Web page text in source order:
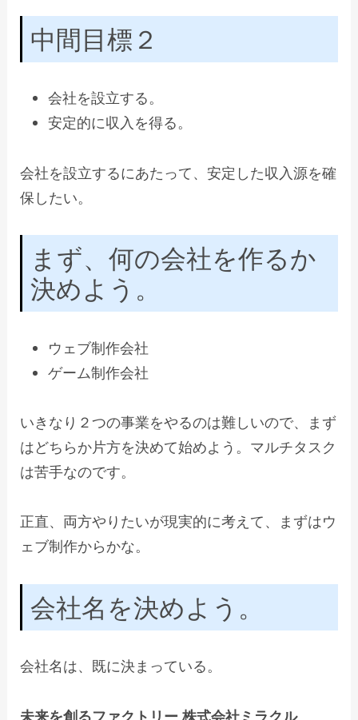
中間目標２
会社を設立する。
安定的に収入を得る。
会社を設立するにあたって、安定した収入源を確
保したい。
まず、何の会社を作るか
決めよう。
ウェブ制作会社
ゲーム制作会社
いきなり２つの事業をやるのは難しいので、まず
はどちらか片方を決めて始めよう。マルチタスク
は苦手なのです。
正直、両方やりたいが現実的に考えて、まずはウ
ェブ制作からかな。
会社名を決めよう。
会社名は、既に決まっている。
未来を創るファクトリー 株式会社ミラクル